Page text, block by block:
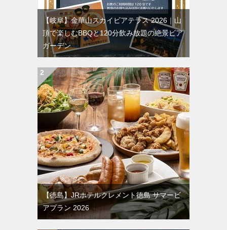
【岐阜】金華山スカイビアテラス 2026｜山
頂で楽しむBBQと120分飲み放題の絶景ビア
ガーデン
【徳島】JRホテルクレメント徳島 サマービ
アプラン 2026